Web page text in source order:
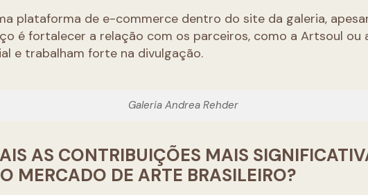
plataforma de e-commerce dentro do site da galeria,
é fortalecer a relação com os parceiros, como a Artsoul ou
e trabalham forte na divulgação.
Galeria Andrea Rehder
AS CONTRIBUIÇÕES MAIS
MERCADO DE ARTE BRASILEIRO?